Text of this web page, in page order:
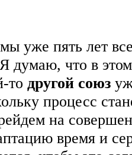
уже пять лет
думаю, что в
то другой союз
процесс
на
время и